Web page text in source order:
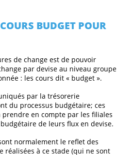
BUDGET POUR
de change est de pouvoir
par devise au niveau groupe
: les cours dit « budget ».
par la trésorerie
du processus budgétaire; ces
prendre en compte par les filiales
de leurs flux en devise.
normalement le reflet des
réalisées à ce stade (qui ne sont